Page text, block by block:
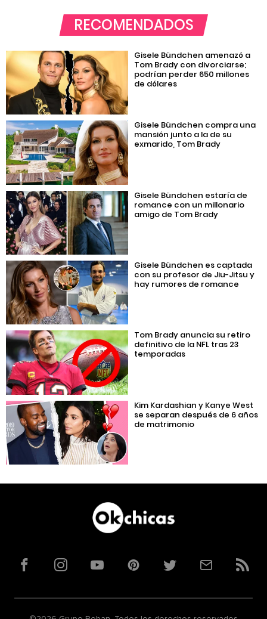
RECOMENDADOS
Gisele Bündchen amenazó a
Tom Brady con divorciarse;
podrían perder 650 millones
de dólares
Gisele Bündchen compra una
mansión junto a la de su
exmarido, Tom Brady
Gisele Bündchen estaría de
romance con un millonario
amigo de Tom Brady
Gisele Bündchen es captada
con su profesor de Jiu-Jitsu y
hay rumores de romance
Tom Brady anuncia su retiro
definitivo de la NFL tras 23
temporadas
Kim Kardashian y Kanye West
se separan después de 6 años
de matrimonio
FacebookInstagramYouTubePinterestTwitterCorreoRSS